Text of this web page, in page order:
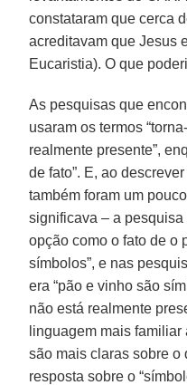
constataram que cerca
acreditavam que Jesus
Eucaristia). O que
As pesquisas que
usaram os termos
realmente presente”,
de fato”. E, ao
também foram um
significava – a
opção como o fato de o
símbolos”, e nas
era “pão e vinho são
não está realmente
linguagem mais
são mais claras sobre o
resposta sobre o